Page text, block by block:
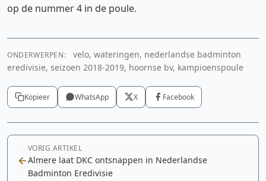
op de nummer 4 in de poule.
ONDERWERPEN:
velo, wateringen, nederlandse badminton
eredivisie, seizoen 2018-2019, hoornse bv, kampioenspoule
Kopieer WhatsApp X Facebook
VORIG ARTIKEL
Almere laat DKC ontsnappen in Nederlandse
Badminton Eredivisie